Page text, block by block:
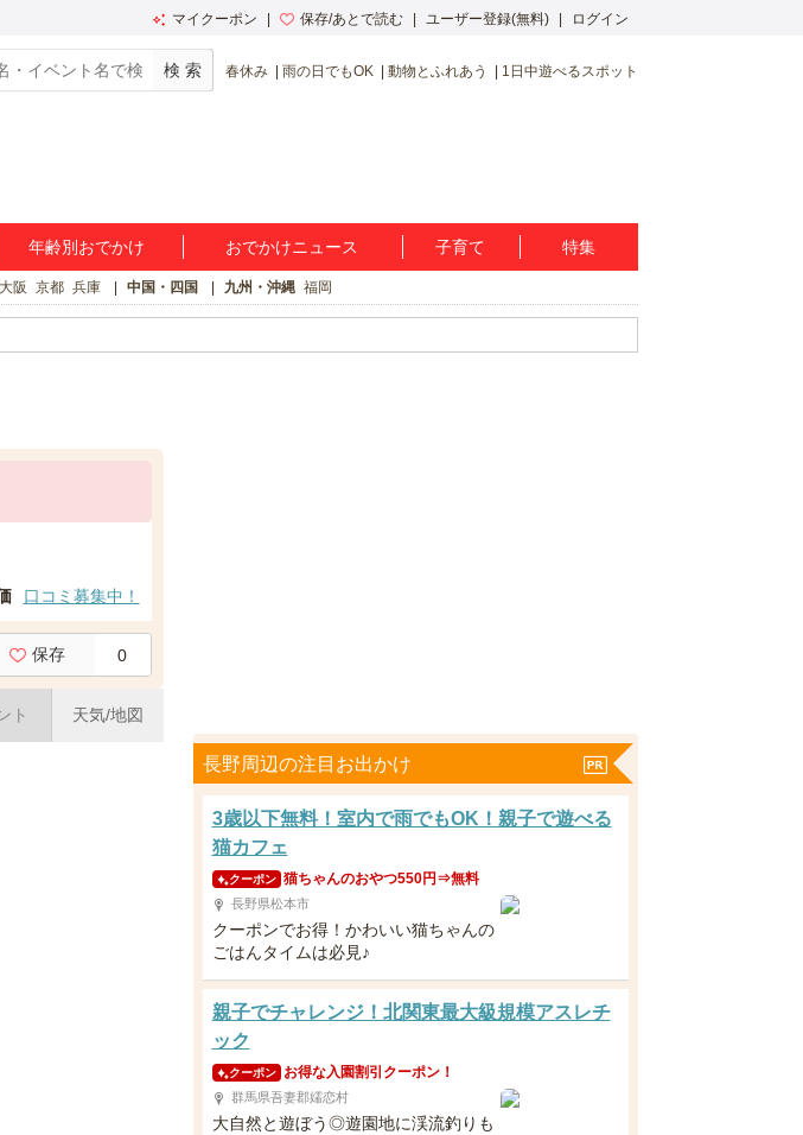
マイクーポン 保存/あとで読む ユーザー登録(無料) ログイン
春休み 雨の日でもOK 動物とふれあう 1日中遊べるスポット
年齢別おでかけ おでかけニュース 子育て 特集
大阪 京都 兵庫 中国・四国 九州・沖縄 福岡
口コミ募集中！
保存 0
ト 天気/地図
長野周辺の注目お出かけ
3歳以下無料！室内で雨でもOK！親子で遊べる
猫カフェ
クーポン 猫ちゃんのおやつ550円⇒無料
長野県松本市
クーポンでお得！かわいい猫ちゃんの
ごはんタイムは必見♪
親子でチャレンジ！北関東最大級規模アスレチ
ック
クーポン お得な入園割引クーポン！
群馬県吾妻郡嬬恋村
大自然と遊ぼう◎遊園地に渓流釣りも